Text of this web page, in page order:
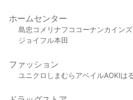
ホームセンター
島忠 コメリ ナフコ コーナンカインズ
ジョイフル本田
ファッション
ユニクロ しまむら アベイルAOKIは